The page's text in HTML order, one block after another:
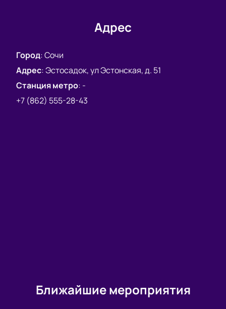
Адрес
Город:Сочи
Адрес:Эстосадок, ул Эстонская, д. 51
Станция метро: -
+7 (862) 555-28-43
Ближайшие мероприятия